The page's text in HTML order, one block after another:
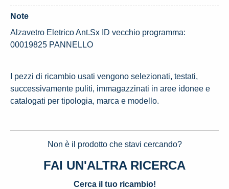
Note
Alzavetro Eletrico Ant.Sx ID vecchio programma:
00019825 PANNELLO
I pezzi di ricambio usati vengono selezionati, testati,
successivamente puliti, immagazzinati in aree idonee e
catalogati per tipologia, marca e modello.
Non è il prodotto che stavi cercando?
FAI UN'ALTRA RICERCA
Cerca il tuo ricambio!